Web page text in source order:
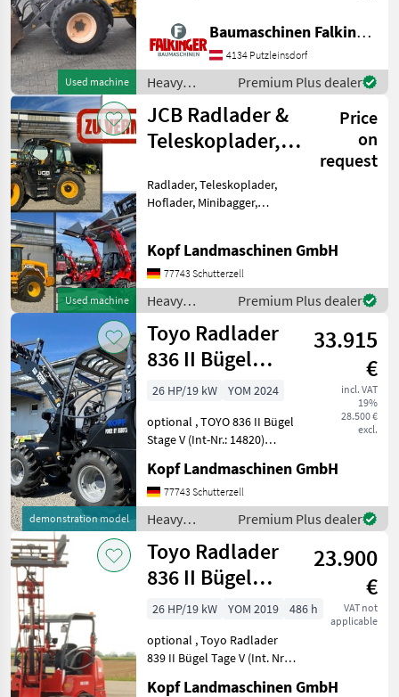
Used machine
Betriebsgewicht: 5200kg
Reifen 70% Der Volvo L25F
ist in einem guten
Zustand!! BAUMASCHINEN
FALKIN
Baumaschinen Falkinger
4134 Putzleinsdorf
Heavy
equipment/
construction
machines /
Volvo
Premium Plus dealer
Used machine
JCB Radlader &
Teleskoplader,
Min
Price
on
request
Radlader, Teleskoplader,
Hoflader, Minibagger,
Verschiedene Maschinen zu
vermieten - Minibagger -
Hoflader (Toyo) - JCB Te
Kopf Landmaschinen GmbH
77743 Schutterzell
Heavy
equipment/
construction
machines /
JCB
Premium Plus dealer
demonstration model
Toyo Radlader
836 II Bügel
Black, 4.
Steuerkreis
33.915
€
incl. VAT
19%
28.500 €
excl.
26 HP/19 kW
YOM 2024
optional , TOYO 836 II Bügel
Stage V (Int-Nr.: 14820)
Steuerkreis, STVZO-
GutachtenStandard
Schaufel 110 cm und
Palettengabel
Neumaschine 2024 3, 1
Kopf Landmaschinen GmbH
77743 Schutterzell
Heavy
equipment/
construction
machines /
Toyo
Premium Plus dealer
Toyo Radlader
836 II Bügel
Stage V 310
Hubmast
23.900
€
VAT not
applicable
26 HP/19 kW YOM 2019
486 h
optional , Toyo Radlader
839 II Bügel Tage V (Int. Nr.
Stage V Baujahr 2019 486
Kopf Landmaschinen GmbH